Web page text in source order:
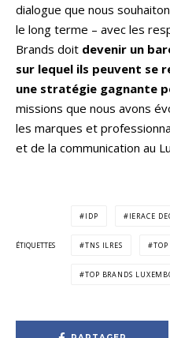
dialogue que nous
le long terme – avec les
Brands doit devenir un
sur lequel ils peuvent se
une stratégie gagnante
missions que nous avons
les marques et
et de la communication au
ÉTIQUETTES
IDP IERACE
TNS ILRES
TOP BRANDS